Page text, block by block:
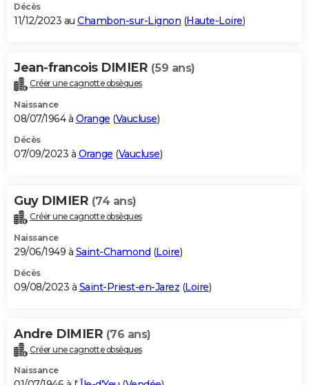
Décès
11/12/2023 au Chambon-sur-Lignon (Haute-Loire)
Jean-francois DIMIER (59 ans)
Créer une cagnotte obsèques
Naissance
08/07/1964 à Orange (Vaucluse)
Décès
07/09/2023 à Orange (Vaucluse)
Guy DIMIER (74 ans)
Créer une cagnotte obsèques
Naissance
29/06/1949 à Saint-Chamond (Loire)
Décès
09/08/2023 à Saint-Priest-en-Jarez (Loire)
Andre DIMIER (76 ans)
Créer une cagnotte obsèques
Naissance